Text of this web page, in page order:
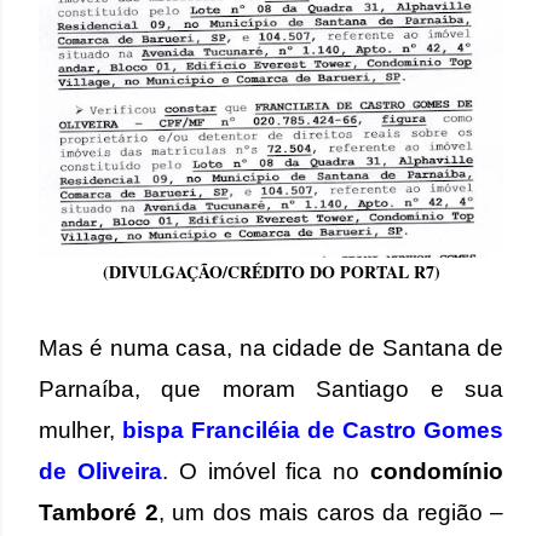
(DIVULGAÇÃO/CRÉDITO DO PORTAL R7)
Mas é numa casa, na cidade de Santana de
Parnaíba, que moram Santiago e sua
mulher, bispa Franciléia de Castro Gomes
de Oliveira. O imóvel fica nocondomínio
Tamboré 2, um dos mais caros da região –